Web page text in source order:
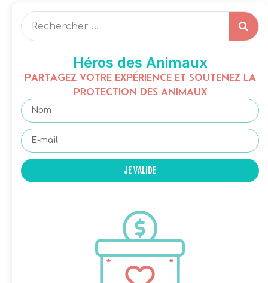
Héros des Animaux
PARTAGEZ VOTRE EXPÉRIENCE ET SOUTENEZ LA
PROTECTION DES ANIMAUX
JE VALIDE